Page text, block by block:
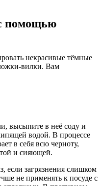
помощью
некрасивые тёмные
вилки. Вам
высыпите в неё соду и
водой. В процессе
в себя всю черноту,
и сияющей.
если загрязнения слишком
не применять к посуде с